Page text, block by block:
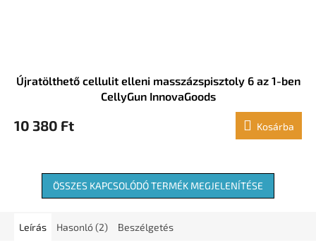
Újratölthető cellulit elleni masszázspisztoly 6 az 1-ben
CellyGun InnovaGoods
10 380 Ft Kosárba
ÖSSZES KAPCSOLÓDÓ TERMÉK MEGJELENÍTÉSE
Leírás Hasonló (2) Beszélgetés